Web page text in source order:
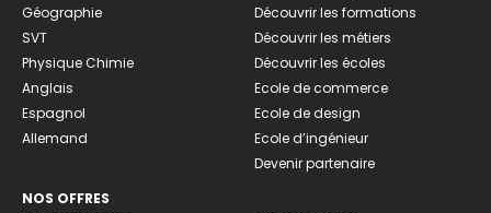
Géographie
SVT
Physique Chimie
Anglais
Espagnol
Allemand
NOS OFFRES
Découvrir les formations
Découvrir les métiers
Découvrir les écoles
Ecole de commerce
Ecole de design
Ecole d’ingénieur
Devenir partenaire